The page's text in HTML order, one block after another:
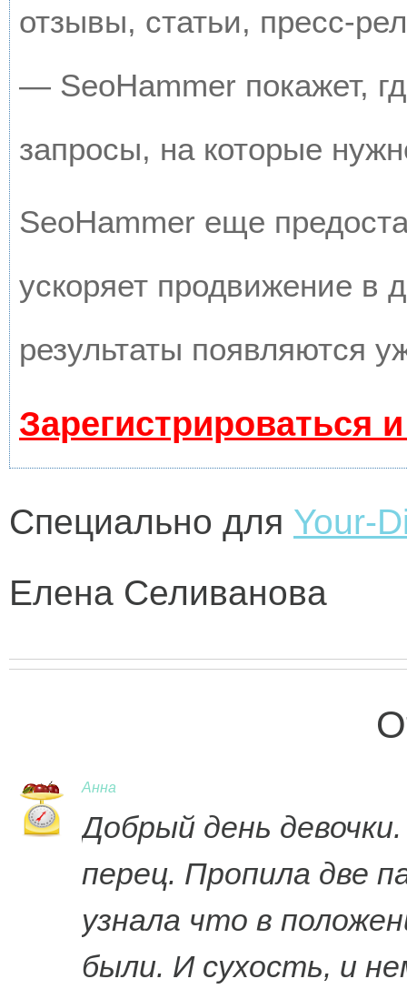
отзывы, статьи, пресс-
— SeoHammer покажет,
запросы, на которые
SeoHammer еще
ускоряет продвижение в
результаты появляются
Зарегистрироваться
Специально для Your-
Елена Селиванова
Анна
Добрый день
перец. Пропила две
узнала что в
были. И сухость, и